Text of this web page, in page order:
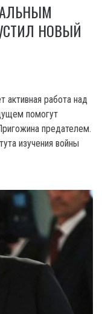
НОВЫЙ
работа над
помогут
предателем.
изучения войны